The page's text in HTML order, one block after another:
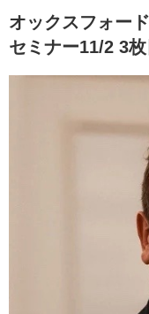
オックスフォー
セミナー11/2 3